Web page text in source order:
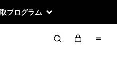
プログラム